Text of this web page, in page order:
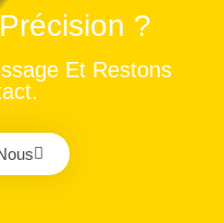
?
Et Restons